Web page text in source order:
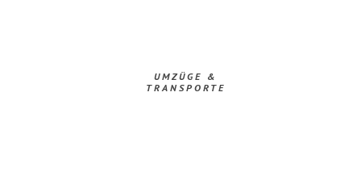
UMZÜGE &
TRANSPORTE